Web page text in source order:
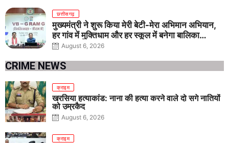
छत्तीसगढ़
मुख्यमंत्री ने शुरू किया मेरी बेटी-मेरा अभिमान अभियान,
हर गांव में मुक्तिधाम और हर स्कूल में बनेगा बालिका
शौचालय
August 6, 2026
CRIME NEWS
क्राइम
खरसिया हत्याकांड: नाना की हत्या करने वाले दो सगे नातियों
को उम्रकैद
August 6, 2026
क्राइम